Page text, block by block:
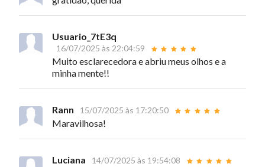
Usuario_7tE3q
16/07/2025 às 22:04:59
Muito esclarecedora e abriu meus olhos e a
minha mente!!
Rann 15/07/2025 às 17:20:50
Maravilhosa!
Luciana 14/07/2025 às 19:54:08